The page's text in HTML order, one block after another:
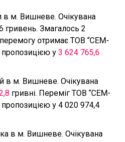
м. Вишневе. Очікувана
гривень. Змагалось 2
отримає ТОВ “СЕМ-
у 3 624 765,6
в м. Вишневе. Очікувана
гривні. Переміг ТОВ “СЕМ-
у 4 020 974,4
в м. Вишневе. Очікувана